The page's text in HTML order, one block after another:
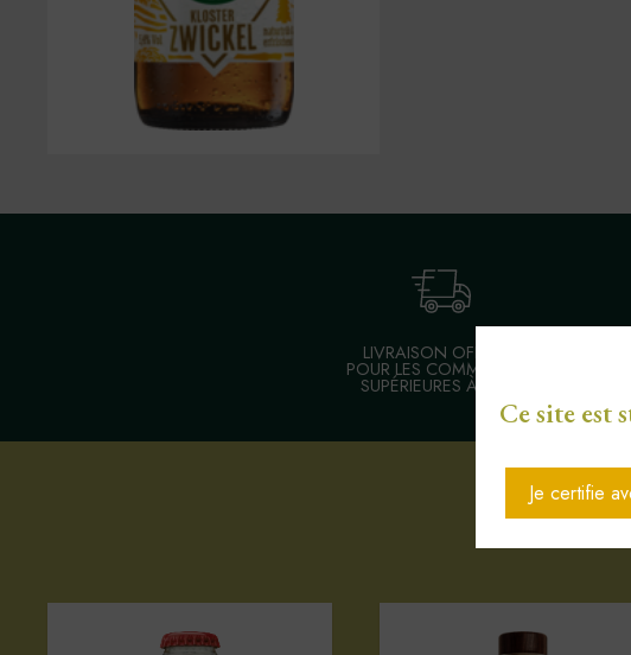
LIVRAISON OFFERTE
POUR LES COMMANDES
SUPÉRIEURES À 30 €
Ce site est
Je certifie